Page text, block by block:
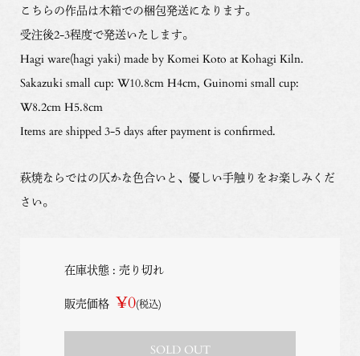
こちらの作品は木箱での梱包発送になります。
受注後2-3程度で発送いたします。
Hagi ware(hagi yaki) made by Komei Koto at Kohagi Kiln.
Sakazuki small cup: W10.8cm H4cm, Guinomi small cup:
W8.2cm H5.8cm
Items are shipped 3-5 days after payment is confirmed.
萩焼ならではの仄かな色合いと、優しい手触りをお楽しみくだ
さい。
在庫状態 : 売り切れ
販売価格 ¥0(税込)
SOLD OUT